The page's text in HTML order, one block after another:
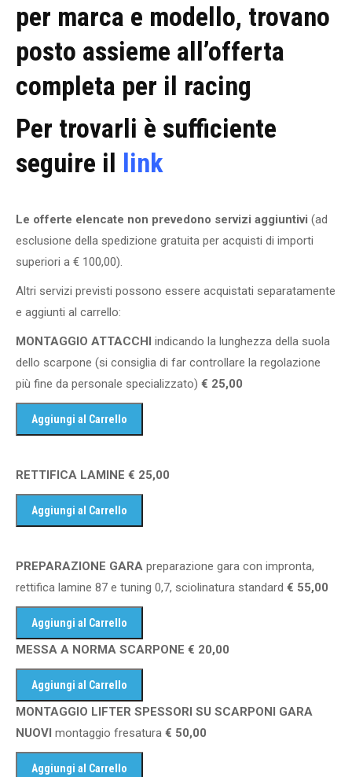
per marca e modello, trovano
posto assieme all’offerta
completa per il racing
Per trovarli è sufficiente
seguire il link
Le offerte elencate non prevedono servizi aggiuntivi (ad
esclusione della spedizione gratuita per acquisti di importi
superiori a € 100,00).
Altri servizi previsti possono essere acquistati separatamente
e aggiunti al carrello:
MONTAGGIO ATTACCHI indicando la lunghezza della suola
dello scarpone (si consiglia di far controllare la regolazione
più fine da personale specializzato) € 25,00
RETTIFICA LAMINE € 25,00
PREPARAZIONE GARA preparazione gara con impronta,
rettifica lamine 87 e tuning 0,7, sciolinatura standard € 55,00
MESSA A NORMA SCARPONE € 20,00
MONTAGGIO LIFTER SPESSORI SU SCARPONI GARA
NUOVI montaggio fresatura € 50,00